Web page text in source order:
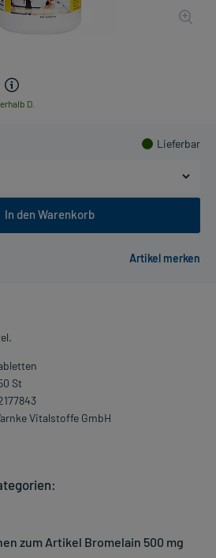
D.
Lieferbar
In den Warenkorb
St
Vitalstoffe GmbH
zum Artikel Bromelain 500 mg